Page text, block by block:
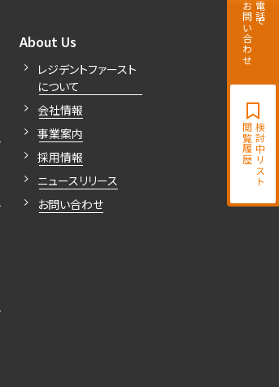
電話で
お問い合わせ
検討中リスト
閲覧履歴
About Us
レジデントファースト
について
会社情報
事業案内
採用情報
ニュースリリース
お問い合わせ